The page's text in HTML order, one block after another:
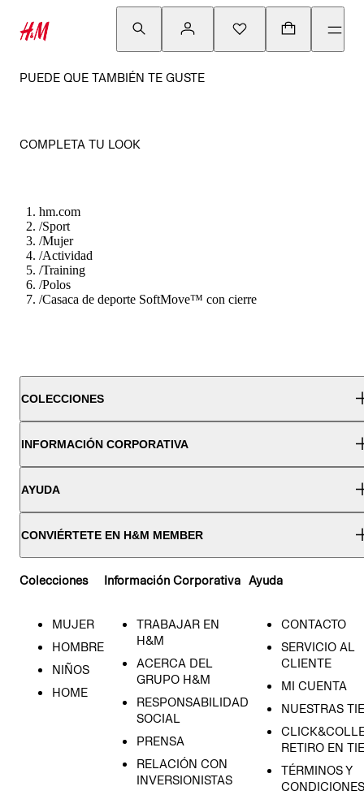
PUEDE QUE TAMBIÉN TE GUSTE
COMPLETA TU LOOK
hm.com
/Sport
/Mujer
/Actividad
/Training
/Polos
/Casaca de deporte SoftMove™ con cierre
COLECCIONES
INFORMACIÓN CORPORATIVA
AYUDA
CONVIÉRTETE EN H&M MEMBER
Colecciones
MUJER
HOMBRE
NIÑOS
HOME
Información Corporativa
TRABAJAR EN
H&M
ACERCA DEL
GRUPO H&M
RESPONSABILIDAD
SOCIAL
PRENSA
RELACIÓN CON
INVERSIONISTAS
Ayuda
CONTACTO
SERVICIO AL
CLIENTE
MI CUENTA
NUESTRAS
RETIRO EN
TÉRMINOS Y
CONDICIONES